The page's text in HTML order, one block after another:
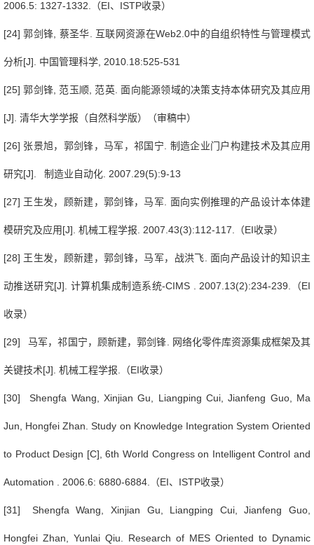
2006.5: 1327-1332. （EI、 ISTP收录）
[24]郭剑锋 蔡圣华 互联网资源在Web2.0中的自组织特性与管理模式
分析[J]. 中国管理科学 , 2010.18:525-531
[25]郭剑锋 ,范玉顺 ,范英 .面向能源领域的决策支持本体研究及其应用
[J]. 清华大学学报（自然科学版）（审稿中）
[26] 张景旭，郭剑锋，马军，祁国宁 制造企业门户构建技术及其应用
研究[J]. 制造业自动化 . 2007.29(5):9-13
[27] 王生发，顾新建，郭剑锋，马军 面向实例推理的产品设计本体建
模研究及应用[J]. 机械工程学报 . 2007.43(3):112-117. （EI收录）
[28] 王生发，顾新建，郭剑锋，马军，战洪飞 面向产品设计的知识主
动推送研究[J]. 计算机集成制造系统-CIMS . 2007.13(2):234-239. （EI
收录）
[29]马军，祁国宁，顾新建，郭剑锋 网络化零件库资源集成框架及其
关键技术[J]. 机械工程学报 （EI收录）
[30] Shengfa Wang, Xinjian Gu, Liangping Cui, Jianfeng Guo, Ma
Jun, Hongfei Zhan. Study on Knowledge Integration System Oriented
to Product Design [C], 6th World Congress on Intelligent Control and
Automation . 2006.6: 6880-6884. （EI、 ISTP收录）
[31] Shengfa Wang, Xinjian Gu, Liangping Cui, Jianfeng Guo,
Hongfei Zhan, Yunlai Qiu. Research of MES Oriented to Dynamic